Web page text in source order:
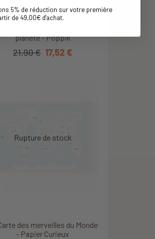
planète - Poppik
21,90 € 17,52 €
des merveilles du Monde
- Papier Curieux
5% de réduction sur votre première
de 49,00€ d'achat.